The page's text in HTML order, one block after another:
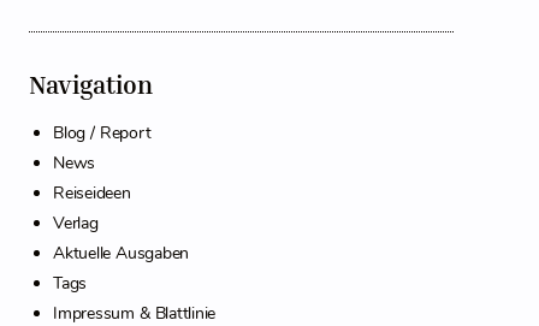
Navigation
Blog / Report
News
Reiseideen
Verlag
Aktuelle Ausgaben
Tags
Impressum & Blattlinie